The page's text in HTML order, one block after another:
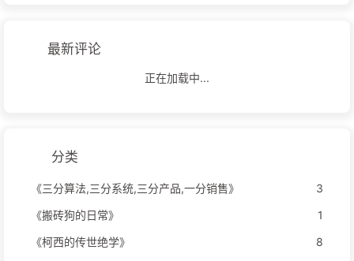
最新评论
正在加载中...
分类
《三分算法,三分系统,三分产品,一分销售》
3
《搬砖狗的日常》
1
《柯西的传世绝学》
8